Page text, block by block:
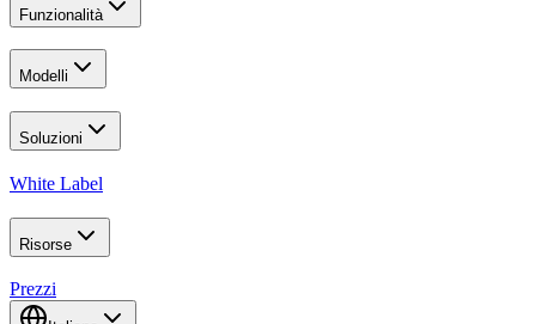
Funzionalità
Modelli
Soluzioni
White Label
Risorse
Prezzi